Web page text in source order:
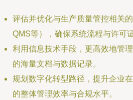
评估并优化与生产质量管控相关
QMS等），确保系统流程与许可
利用信息技术手段，更高效地管
的海量文档与数据记录。
规划数字化转型路径，提升企业
的整体管理效率与合规水平。